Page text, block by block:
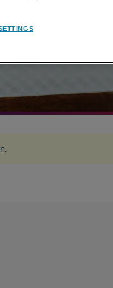
globales de RR.
hasta la
Sea cual sea tu